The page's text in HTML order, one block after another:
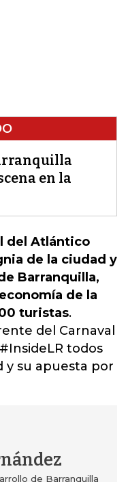
en la
del Atlántico
de la ciudad y
Barranquilla,
de la
turistas.
del Carnaval
todos
y su apuesta por
de Barranquilla